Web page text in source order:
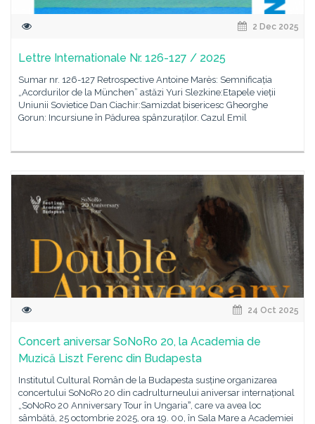
2 Dec 2025
Lettre Internationale Nr. 126-127 / 2025
Sumar nr. 126-127 Retrospective Antoine Marès: Semnificația
„Acordurilor de la München” astăzi Yuri Slezkine:Etapele vieții
Uniunii Sovietice Dan Ciachir:Samizdat bisericesc Gheorghe
Gorun: Incursiune în Pădurea spânzuraților. Cazul Emil
24 Oct 2025
Concert aniversar SoNoRo 20, la Academia de
Muzică Liszt Ferenc din Budapesta
Institutul Cultural Român de la Budapesta susține organizarea
concertului SoNoRo 20 din cadrulturneului aniversar internațional
„SoNoRo 20 Anniversary Tour în Ungariaˮ, care va avea loc
sâmbătă, 25 octombrie 2025, ora 19. 00, în Sala Mare a Academiei